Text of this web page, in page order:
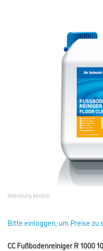
Abbildung ähnlich
Bitte einloggen, um Preise zu
CC Fußbodenreiniger R 1000